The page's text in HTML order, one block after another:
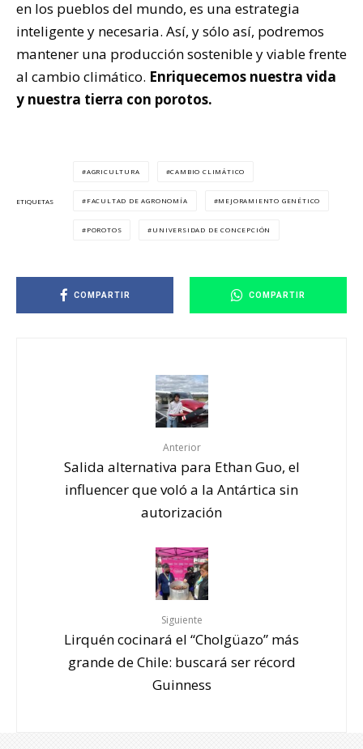
en los pueblos del mundo, es una estrategia
inteligente y necesaria. Así, y sólo así, podremos
mantener una producción sostenible y viable frente
al cambio climático. Enriquecemos nuestra vida
y nuestra tierra con porotos.
ETIQUETAS
AGRICULTURA CAMBIO CLIMÁTICO
FACULTAD DE AGRONOMÍA MEJORAMIENTO GENÉTICO
POROTOS UNIVERSIDAD DE CONCEPCIÓN
COMPARTIR COMPARTIR
Anterior
Salida alternativa para Ethan Guo, el
influencer que voló a la Antártica sin
autorización
Siguiente
Lirquén cocinará el “Cholgüazo” más
grande de Chile: buscará ser récord
Guinness